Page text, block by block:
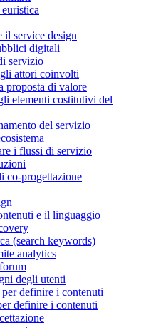
il service design
digitali
servizio
attori coinvolti
proposta di valore
elementi costitutivi del
del servizio
i flussi di servizio
co-progettazione
e il linguaggio
(search keywords)
analytics
degli utenti
definire i contenuti
definire i contenuti